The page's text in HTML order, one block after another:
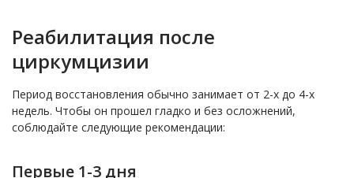
Реабилитация после
циркумцизии
Период восстановления обычно занимает от 2-х до 4-х
недель. Чтобы он прошел гладко и без осложнений,
соблюдайте следующие рекомендации:
Первые 1-3 дня